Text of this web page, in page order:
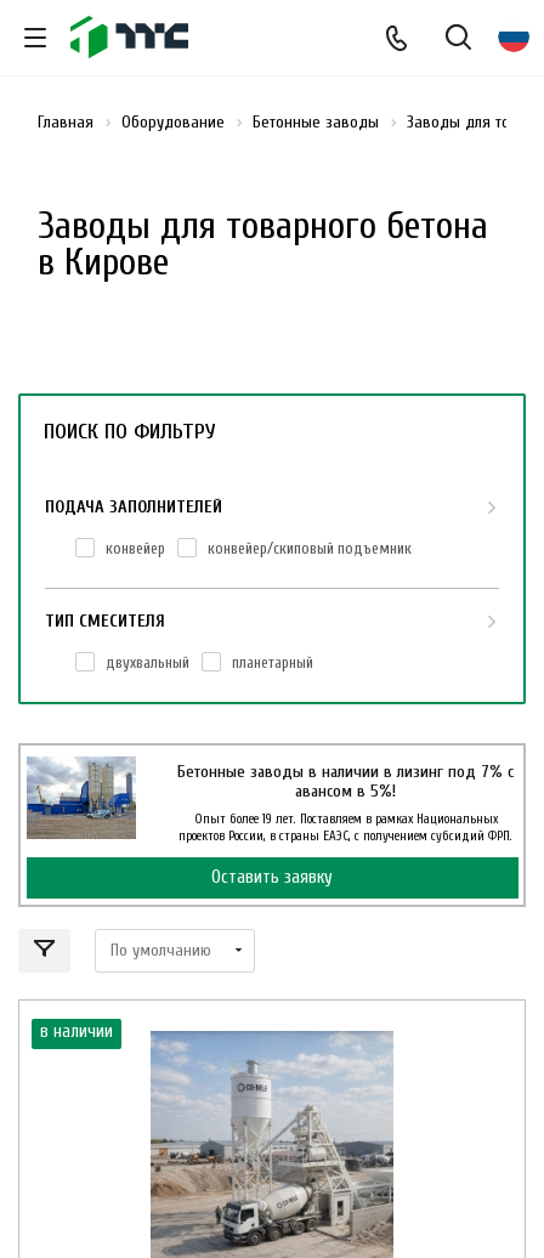
Заводы для товарного бетона
в Кирове
Главная Оборудование Бетонные заводы Заводы для
Бетонные заводы в наличии в лизинг под 7% с
авансом в 5%!
Опыт более 19 лет. Поставляем в рамках Национальных
проектов России, в страны ЕАЭС, с получением субсидий ФРП.
Оставить заявку
в наличии
ПОИСК ПО ФИЛЬТРУ
ПОДАЧА ЗАПОЛНИТЕЛЕЙ
конвейер конвейер/cкиповый подъемник
ТИП СМЕСИТЕЛЯ
двухвальный планетарный